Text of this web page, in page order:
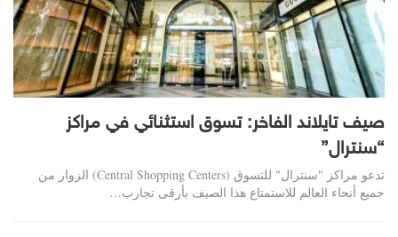
صيف تايلاند الفاخر: تسوق استثنائي في مراكز
“سنترال”
تدعو مراكز "سنترال" للتسوق (Central Shopping Centers) الزوار من
جميع أنحاء العالم للاستمتاع هذا الصيف بأرقى تجارب…